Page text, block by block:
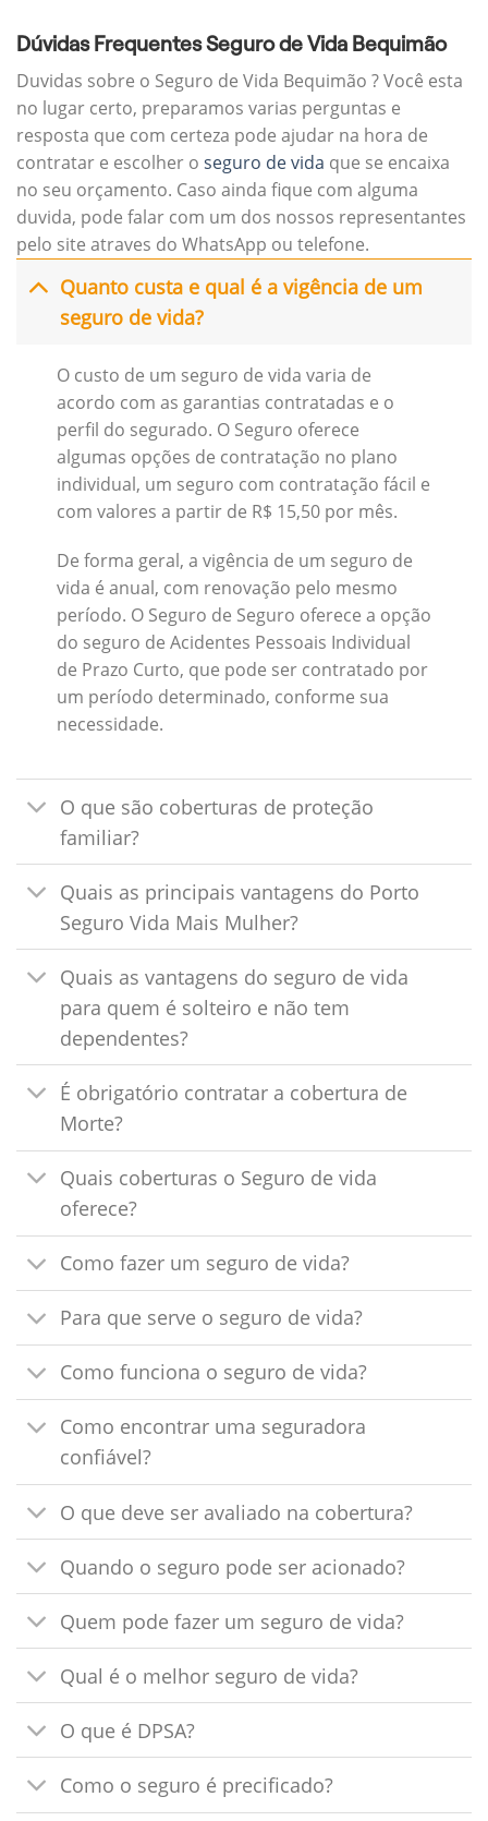
Dúvidas Frequentes Seguro de Vida Bequimão
Duvidas sobre o Seguro de Vida Bequimão ? Você esta
no lugar certo, preparamos varias perguntas e
resposta que com certeza pode ajudar na hora de
contratar e escolher o seguro de vida que se encaixa
no seu orçamento. Caso ainda fique com alguma
duvida, pode falar com um dos nossos representantes
pelo site atraves do WhatsApp ou telefone.
Quanto custa e qual é a vigência de um
seguro de vida?
O custo de um seguro de vida varia de
acordo com as garantias contratadas e o
perfil do segurado. O Seguro oferece
algumas opções de contratação no plano
individual, um seguro com contratação fácil e
com valores a partir de R$ 15,50 por mês.
De forma geral, a vigência de um seguro de
vida é anual, com renovação pelo mesmo
período. O Seguro de Seguro oferece a opção
do seguro de Acidentes Pessoais Individual
de Prazo Curto, que pode ser contratado por
um período determinado, conforme sua
necessidade.
O que são coberturas de proteção
familiar?
Quais as principais vantagens do Porto
Seguro Vida Mais Mulher?
Quais as vantagens do seguro de vida
para quem é solteiro e não tem
dependentes?
É obrigatório contratar a cobertura de
Morte?
Quais coberturas o Seguro de vida
oferece?
Como fazer um seguro de vida?
Para que serve o seguro de vida?
Como funciona o seguro de vida?
Como encontrar uma seguradora
confiável?
O que deve ser avaliado na cobertura?
Quando o seguro pode ser acionado?
Quem pode fazer um seguro de vida?
Qual é o melhor seguro de vida?
O que é DPSA?
Como o seguro é precificado?